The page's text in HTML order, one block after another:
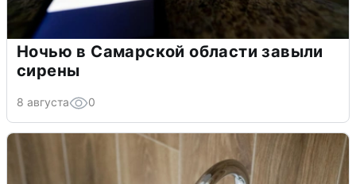
Ночью в Самарской области завыли
сирены
8 августа 0